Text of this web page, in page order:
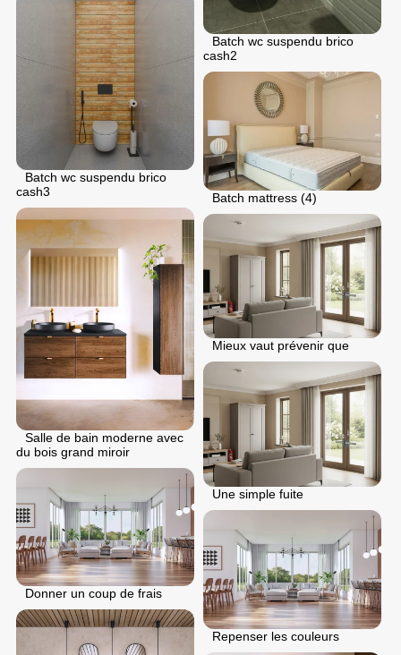
Batch wc suspendu brico
cash2
Batch wc suspendu brico
cash3
Batch mattress (4)
Salle de bain moderne avec
du bois grand miroir
Mieux vaut prévenir que
Une simple fuite
Donner un coup de frais
Repenser les couleurs